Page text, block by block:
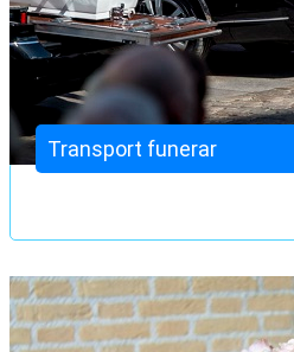
Transport funerar